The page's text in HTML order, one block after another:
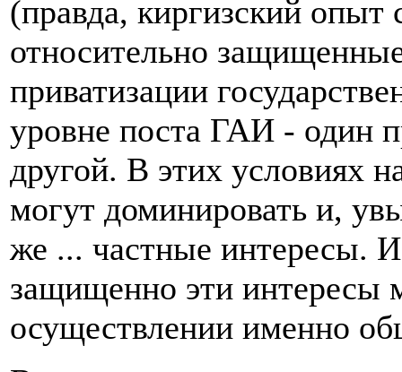
(правда, киргизский опыт
относительно
приватизации
уровне поста ГАИ - один
другой. В этих условиях
могут доминировать и,
же ... частные интересы.
защищенно эти интересы
осуществлении именно